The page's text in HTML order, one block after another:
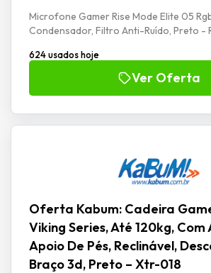
Microfone Gamer Rise Mode Elite 05
Condensador, Filtro Anti-Ruído, Preto -
624 usados hoje
Ver Oferta
Oferta Kabum: Cadeira
Viking Series, Até 120kg,
Apoio De Pés, Reclinável,
Braço 3d, Preto – Xtr-018